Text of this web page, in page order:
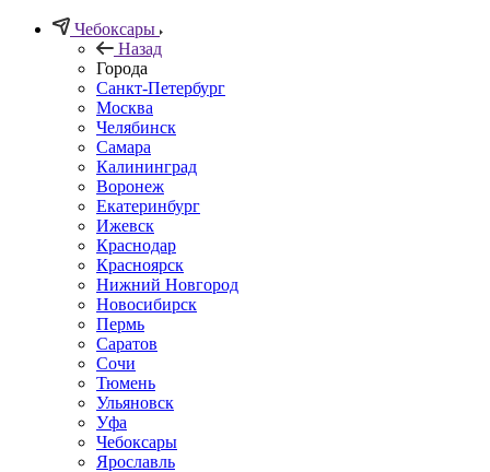
Чебоксары
Назад
Города
Санкт-Петербург
Москва
Челябинск
Самара
Калининград
Воронеж
Екатеринбург
Ижевск
Краснодар
Красноярск
Нижний Новгород
Новосибирск
Пермь
Саратов
Сочи
Тюмень
Ульяновск
Уфа
Чебоксары
Ярославль